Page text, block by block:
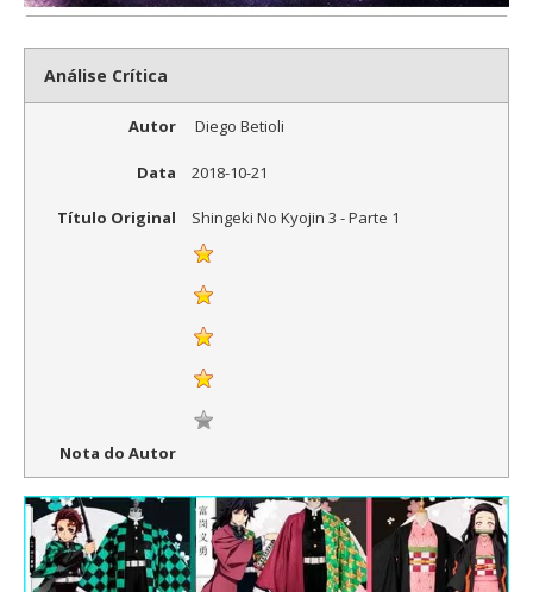
Análise Crítica
Autor Diego Betioli
Data 2018-10-21
Título Original Shingeki No Kyojin 3 - Parte 1
Nota do Autor